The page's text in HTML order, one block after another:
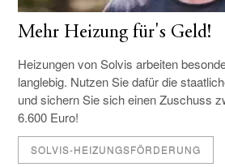
Mehr Heizung für's Geld!
Heizungen von Solvis arbeiten
langlebig. Nutzen Sie dafür die
und sichern Sie sich einen Zuschuss
6.600 Euro!
SOLVIS-HEIZUNGSFÖRDERUNG